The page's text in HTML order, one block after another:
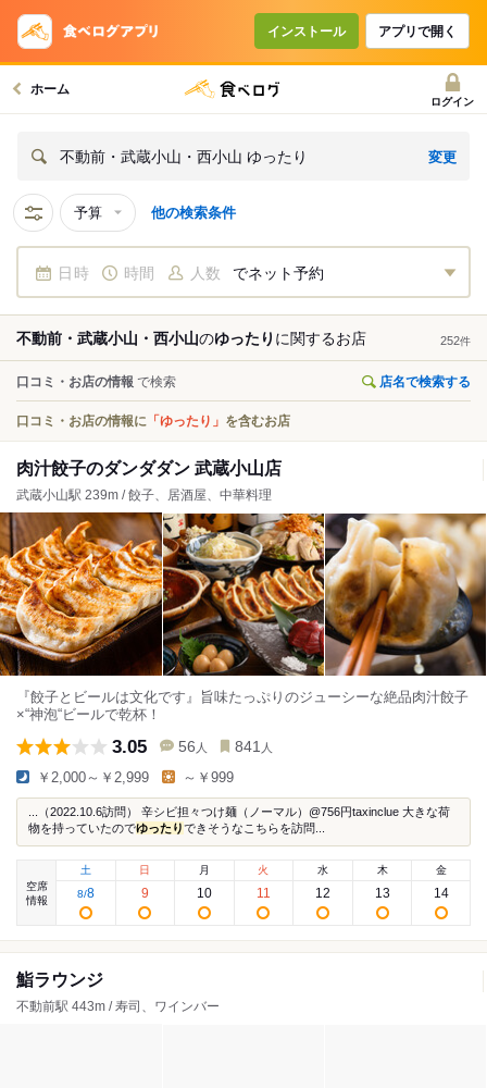
インストール アプリで開く
ホーム
ログイン
不動前・武蔵小山・西小山 ゆったり 変更
予算 他の検索条件
日時 時間 人数 でネット予約
不動前・武蔵小山・西小山のゆったり に関するお店 252件
口コミ・お店の情報 で検索 店名で検索する
口コミ・お店の情報に 「ゆったり」 を含むお店
肉汁餃子のダンダダン 武蔵小山店
武蔵小山駅 239m / 餃子、居酒屋、中華料理
『餃子とビールは文化です』旨味たっぷりのジューシーな絶品肉汁餃子
×“神泡“ビールで乾杯！
3.05 56 人 841 人
￥2,000～￥2,999 ～￥999
...（2022.10.6訪問） 辛シビ担々つけ麺（ノーマル）@756円taxinclue 大きな荷
物を持っていたのでゆったりできそうなこちらを訪問...
空席
情報
土
8/8
日
9
月
10
火
11
水
12
木
13
金
14
鮨ラウンジ
不動前駅 443m / 寿司、ワインバー